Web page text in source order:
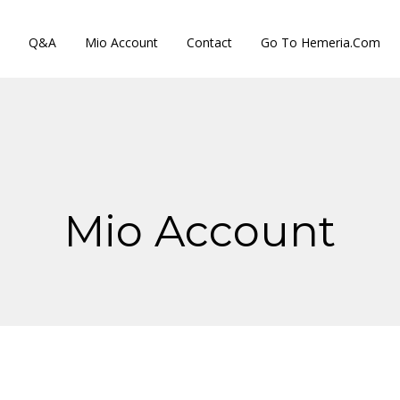
Q&A Mio Account Contact Go To Hemeria.com
Mio Account